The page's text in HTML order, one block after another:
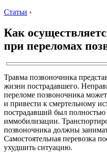
Статьи ›
Как
при переломах
Травма позвоночника
жизни пострадавшего.
переломе позвоночника
и привести к смертельному
пострадавший был
иммобилизации.
позвоночника должны
Самостоятельная перевозка
ухудшить ситуацию.